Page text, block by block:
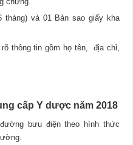
tháng) và 01 Bản sao giấy kha
thông tin gồm họ tên, địa chỉ,
cấp Y dược năm 2018
bưu điện theo hình thức